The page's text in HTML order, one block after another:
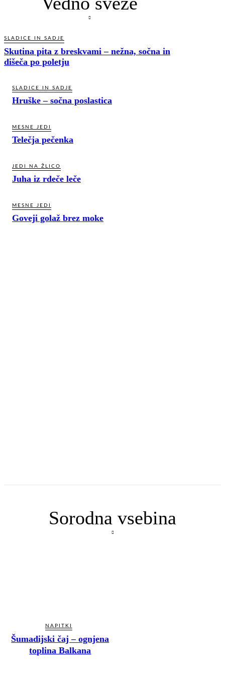
SLADICE IN SADJE
Skutina pita z breskvami – nežna, sočna in
dišeča po poletju
SLADICE IN SADJE
Hruške – sočna poslastica
MESNE JEDI
Telečja pečenka
JEDI NA ŽLICO
Juha iz rdeče leče
MESNE JEDI
Goveji golaž brez moke
Sorodna vsebina
NAPITKI
Šumadijski čaj – ognjena
toplina Balkana